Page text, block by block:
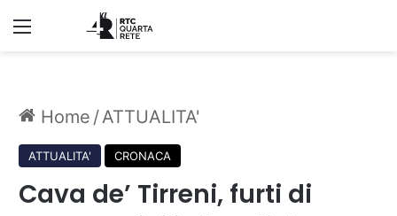
Menu
Home /ATTUALITA'
ATTUALITA' CRONACA
Cava de’ Tirreni, furti di